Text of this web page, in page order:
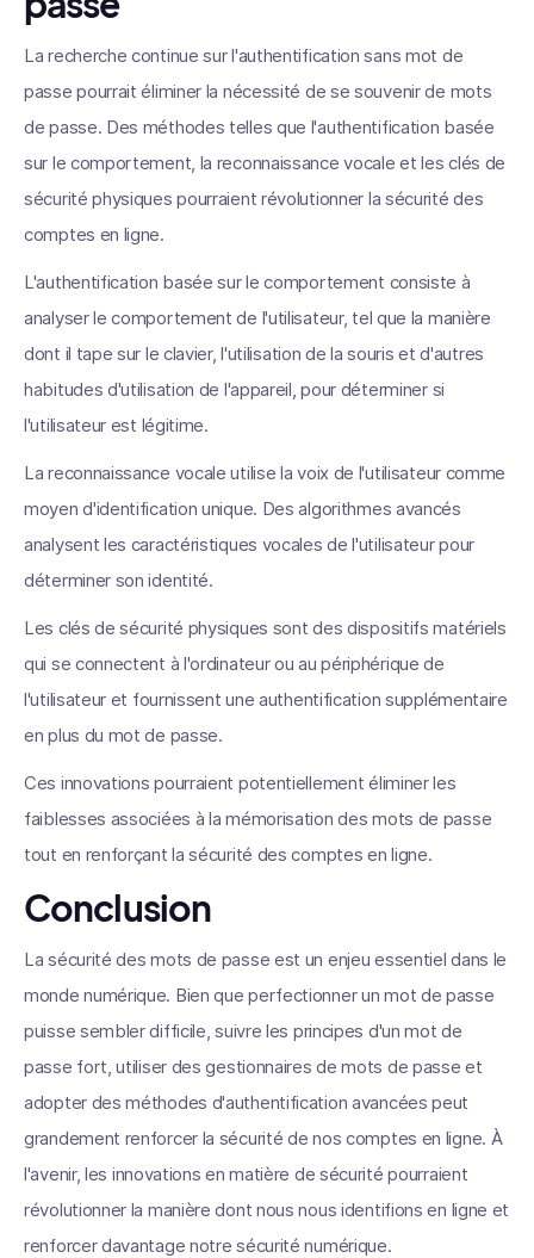
La recherche continue sur l'authentification sans mot de
passe pourrait éliminer la nécessité de se souvenir de mots
de passe. Des méthodes telles que l'authentification basée
sur le comportement, la reconnaissance vocale et les clés de
sécurité physiques pourraient révolutionner la sécurité des
comptes en ligne.
L'authentification basée sur le comportement consiste à
analyser le comportement de l'utilisateur, tel que la manière
dont il tape sur le clavier, l'utilisation de la souris et d'autres
habitudes d'utilisation de l'appareil, pour déterminer si
l'utilisateur est légitime.
La reconnaissance vocale utilise la voix de l'utilisateur comme
moyen d'identification unique. Des algorithmes avancés
analysent les caractéristiques vocales de l'utilisateur pour
déterminer son identité.
Les clés de sécurité physiques sont des dispositifs matériels
qui se connectent à l'ordinateur ou au périphérique de
l'utilisateur et fournissent une authentification supplémentaire
en plus du mot de passe.
Ces innovations pourraient potentiellement éliminer les
faiblesses associées à la mémorisation des mots de passe
tout en renforçant la sécurité des comptes en ligne.
Conclusion
La sécurité des mots de passe est un enjeu essentiel dans le
monde numérique. Bien que perfectionner un mot de passe
puisse sembler difficile, suivre les principes d'un mot de
passe fort, utiliser des gestionnaires de mots de passe et
adopter des méthodes d'authentification avancées peut
grandement renforcer la sécurité de nos comptes en ligne. À
l'avenir, les innovations en matière de sécurité pourraient
révolutionner la manière dont nous nous identifions en ligne et
renforcer davantage notre sécurité numérique.